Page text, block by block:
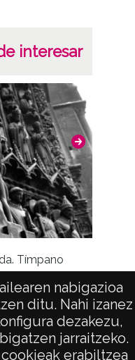
nabigazioa
ditu. Nahi izanez
dezakezu,
jarraitzeko.
erabiltzea
interesar
Tímpano